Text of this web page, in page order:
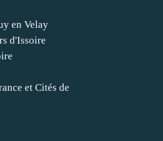
en Velay
d'Issoire
et Cités de